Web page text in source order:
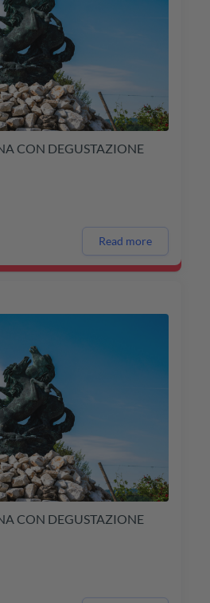
CON DEGUSTAZIONE
Read more
CON DEGUSTAZIONE